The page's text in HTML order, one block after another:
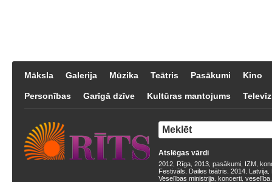
Māksla Galerija Mūzika Teātris Pasākumi Kino
Personības Garīgā dzīve Kultūras mantojums
Atslēgas vārdi
2012 Rīga 2013 pasākumi IZM
Festivāls
Dailes teātris 2014 Latvija
Veselības ministrija koncerti veselība